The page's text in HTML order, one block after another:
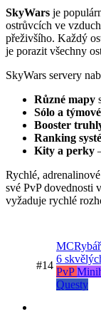
SkyWars je
ostrůvcích ve
přeživšího. Každý
je porazit všechny
SkyWars servery
Různé mapy
Sólo a
Booster
Ranking
Kity a perky
Rychlé,
své PvP dovednosti
vyžaduje rychlé
#14
6
PvP
Questy